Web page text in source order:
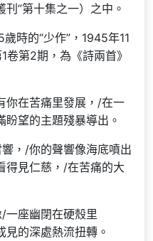
”第十集之一）之中。
時的“少作”，1945年11
卷第2期，為《詩兩首》
你在苦痛里發展，/在一
望的主題殘暴導出。
，/你的聲響像海底噴出
得見仁慈，/在苦痛的大
一座幽閉在硬殼里
見的深處熱流扭轉。